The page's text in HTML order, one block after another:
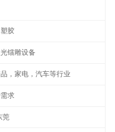
胶
镭雕设备
，家电，汽车等行业
求
莞